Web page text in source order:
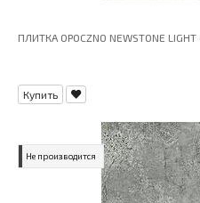
ПЛИТКА OPOCZNO NEWSTONE
Купить
Не производится